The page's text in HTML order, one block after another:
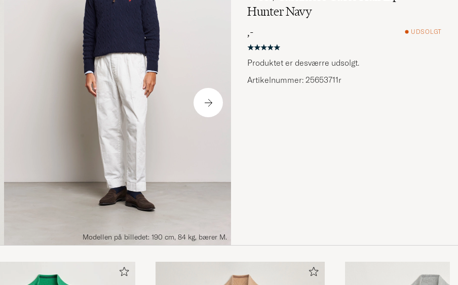
Modellen på billedet: 190 cm, 84 kg, bærer M.
Hunter Navy
,-
UDSOLGT
Produktet er desværre udsolgt.
Artikelnummer: 25653711r